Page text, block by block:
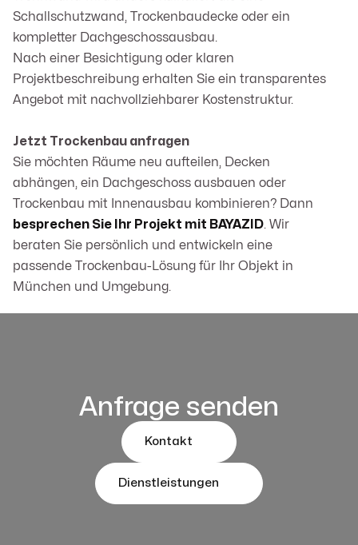
Schallschutzwand, Trockenbaudecke oder ein
kompletter Dachgeschossausbau.
Nach einer Besichtigung oder klaren
Projektbeschreibung erhalten Sie ein transparentes
Angebot mit nachvollziehbarer Kostenstruktur.
Jetzt Trockenbau anfragen
Sie möchten Räume neu aufteilen, Decken
abhängen, ein Dachgeschoss ausbauen oder
Trockenbau mit Innenausbau kombinieren? Dann
besprechen Sie Ihr Projekt mit BAYAZID. Wir
beraten Sie persönlich und entwickeln eine
passende Trockenbau-Lösung für Ihr Objekt in
München und Umgebung.
Anfrage senden
Kontakt
Dienstleistungen